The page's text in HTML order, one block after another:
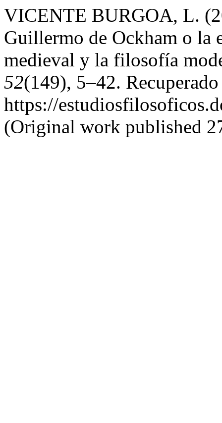
VICENTE BURGOA, L.
Guillermo de Ockham o la
medieval y la filosofía
52(149), 5–42.
https://
(Original work published